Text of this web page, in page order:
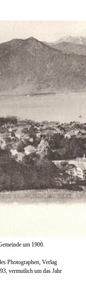
um 1900.
Photographen, Verlag
vermutlich um das Jahr